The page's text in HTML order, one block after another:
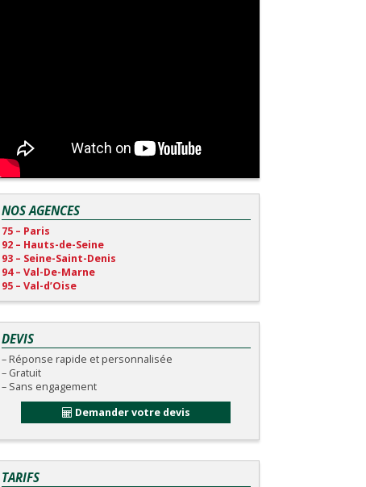
NOS AGENCES
75 – Paris
92 – Hauts-de-Seine
93 – Seine-Saint-Denis
94 – Val-De-Marne
95 – Val-d’Oise
DEVIS
– Réponse rapide et personnalisée
– Gratuit
– Sans engagement
Demander votre devis
TARIFS